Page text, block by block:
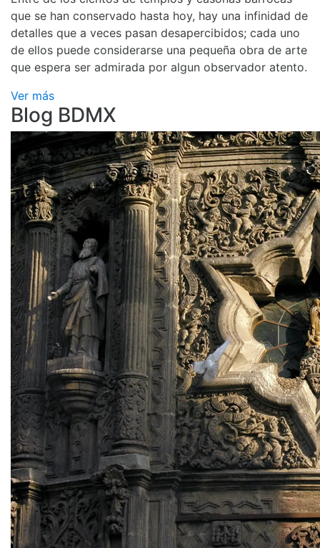
que se han conservado hasta hoy, hay una infinidad de
detalles que a veces pasan desapercibidos; cada uno
de ellos puede considerarse una pequeña obra de arte
que espera ser admirada por algun observador atento.
Ver más
Blog BDMX